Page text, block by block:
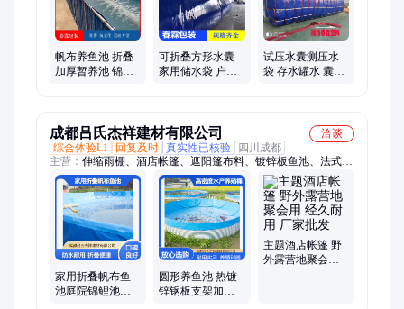
帆布养鱼池 折叠
加厚暂养池 锦鲤
可折叠方形水囊
家用储水袋 户外
试压水囊测压水
袋 存水罐水 囊
成都吕氏杰祥建材有限公司
洽谈
综合体验L1
回复及时 真实性已核验
四川成都
主营： 伸缩雨棚、酒店帐篷、遮阳篷布料、镀锌板鱼池、法式西
瓜棚、遮雨蓬配件、雨棚推拉篷、商铺遮雨棚、农家乐帐篷、双
开伸缩雨篷、轨道伸缩雨蓬、伸缩曲臂手臂杆、遮阳棚、推拉雨
棚、伸缩雨棚原材料、法式帐篷、雨篷、遮阳篷、电动伸缩雨
棚、电动推拉棚、篮球场雨棚
家用折叠帆布鱼
池庭院锦鲤池小
圆形养鱼池 热镀
锌钢板支架加厚
主题酒店帐篷 野
外露营地聚会用